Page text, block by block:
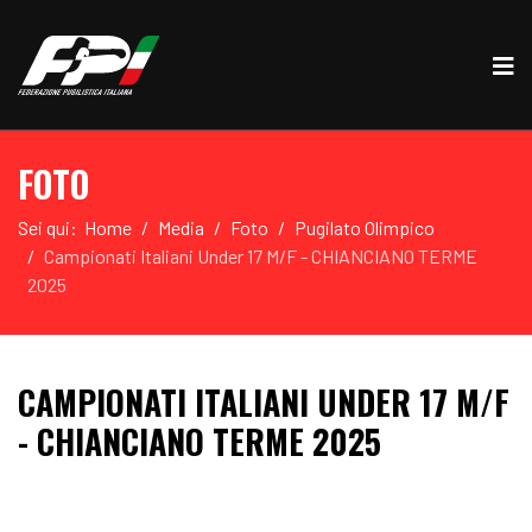
FOTO
Sei qui: Home Media Foto
Pugilato Olimpico
Campionati Italiani Under 17 M/F - CHIANCIANO TERME
2025
CAMPIONATI ITALIANI UNDER 17 M/F
- CHIANCIANO TERME 2025